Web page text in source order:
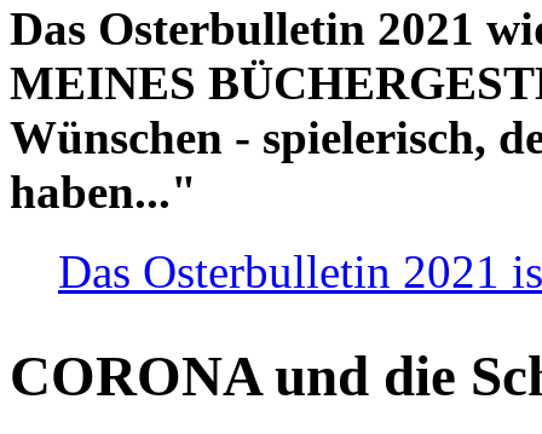
Das Osterbulletin 2021
MEINES
Wünschen - spielerisch,
haben..."
Das Osterbulletin 2021
CORONA und die